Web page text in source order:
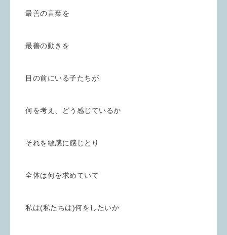
最善の言葉を
最善の動きを
目の前にいる子たちが
何を考え、どう感じているか
それを敏感に感じとり
全体は何を求めていて
私は(私たちは)何をしたいか